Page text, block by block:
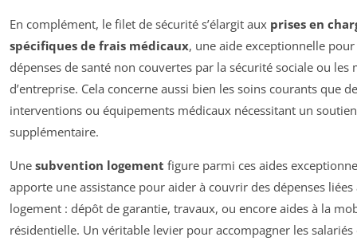
En complément, le filet de sécurité s’élargit aux prises en
spécifiques de frais médicaux, une aide exceptionnelle
dépenses de santé non couvertes par la sécurité sociale ou les
d’entreprise. Cela concerne aussi bien les soins courants que
interventions ou équipements médicaux nécessitant un
supplémentaire.
Une subvention logement figure parmi ces aides
apporte une assistance pour aider à couvrir des dépenses liées
logement : dépôt de garantie, travaux, ou encore aides à la
résidentielle. Un véritable levier pour accompagner les salariés